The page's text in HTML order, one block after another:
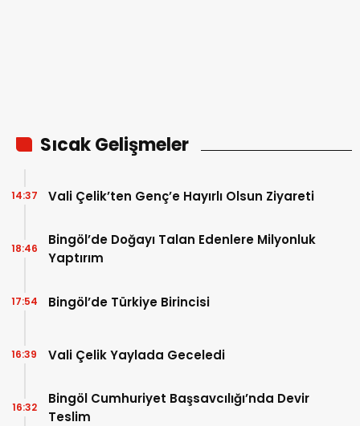
Sıcak Gelişmeler
Vali Çelik’ten Genç’e Hayırlı Olsun Ziyareti
14:37
Bingöl’de Doğayı Talan Edenlere Milyonluk
Yaptırım
18:46
Bingöl’de Türkiye Birincisi
17:54
Vali Çelik Yaylada Geceledi
16:39
Bingöl Cumhuriyet Başsavcılığı’nda Devir
Teslim
16:32